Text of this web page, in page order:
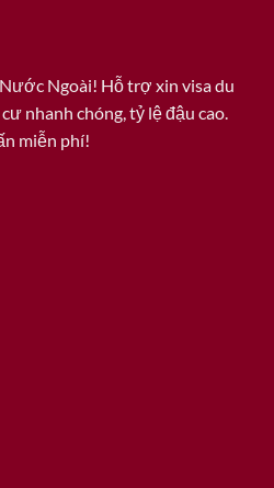
Ngoài! Hỗ trợ xin visa du
nhanh chóng, tỷ lệ đậu cao.
miễn phí!